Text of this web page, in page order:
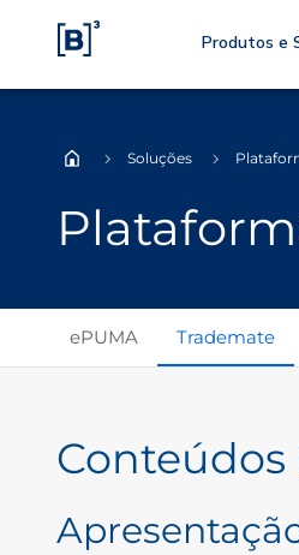
Produtos e
Soluções
ePUMA Trademate